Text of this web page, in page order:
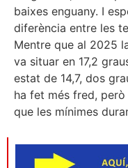
baixes enguany. I
diferència entre les
Mentre que al 2025
va situar en 17,2
estat de 14,7, dos
ha fet més fred,
que les mínimes